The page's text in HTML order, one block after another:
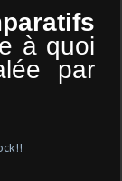
à quoi
par